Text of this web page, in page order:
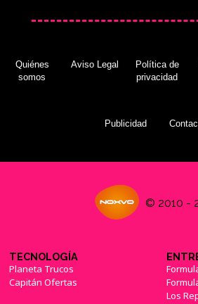
Quiénes
somos
Aviso Legal
Política de
privacidad
Publicidad
© 2010 -
TECNOLOGÍA
Planeta Trucos
Capitán Ofertas
Los